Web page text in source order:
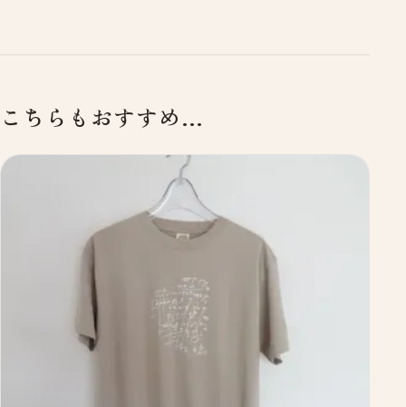
こちらもおすすめ…